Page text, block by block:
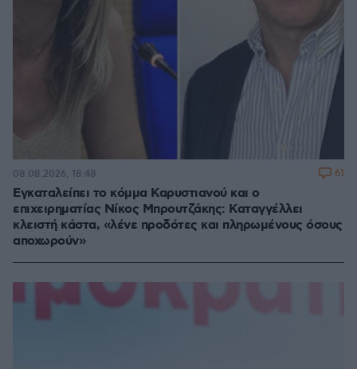
Εγκαταλείπει το κόμμα Καρυστιανού και ο
επιχειρηματίας Νίκος Μπρουτζάκης: Καταγγέλλει
κλειστή κάστα, «λένε προδότες και πληρωμένους όσους
αποχωρούν»
08.08.2026, 18:48 61